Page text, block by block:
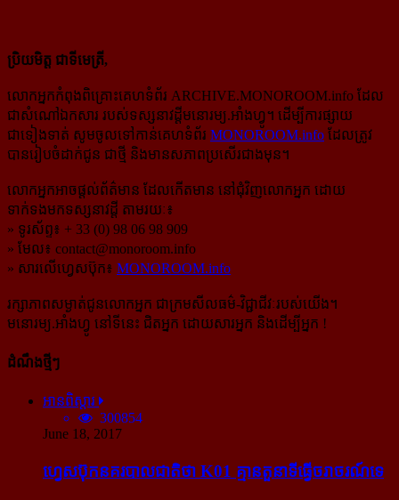
ប្រិយមិត្ត ជាទីមេត្រី,
លោកអ្នកកំពុងពិគ្រោះគេហទំព័រ ARCHIVE.MONOROOM.info ដែល
ជាសំណៅឯកសារ របស់ទស្សនាវដ្ដីមនោរម្យ.អាំងហ្វូ។ ដើម្បីការផ្សាយ
ជាទៀងទាត់ សូមចូលទៅកាន់​គេហទំព័រ MONOROOM.info ដែលត្រូវ
បានរៀបចំដាក់ជូន ជាថ្មី និងមានសភាពប្រសើរជាងមុន។
លោកអ្នកអាចផ្ដល់ព័ត៌មាន ដែលកើតមាន នៅជុំវិញលោកអ្នក ដោយ
ទាក់ទងមកទស្សនាវដ្ដី តាមរយៈ៖
» ទូរស័ព្ទ៖ + 33 (0) 98 06 98 909
» មែល៖ contact@monoroom.info
» សារលើហ្វេសប៊ុក៖ MONOROOM.info
រក្សាភាពសម្ងាត់ជូនលោកអ្នក ជាក្រមសីលធម៌-​វិជ្ជាជីវៈ​របស់យើង។
មនោរម្យ.អាំងហ្វូ នៅទីនេះ ជិតអ្នក ដោយសារអ្នក និងដើម្បីអ្នក !
ដំណឹងថ្មីៗ
អានពិស្ដារ
300854
June 18, 2017
ហ្វេសប៊ុក​នគរបាល​ជាតិ​ថា K01 គ្មាន​តួនាទី​ធ្វើ​ចរាចរណ៍​ទេ